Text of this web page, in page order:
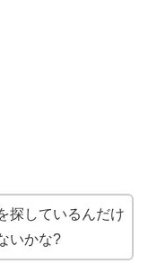
探しているんだけ
いかな?